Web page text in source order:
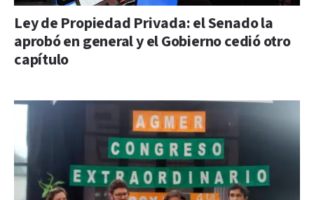
Ley de Propiedad Privada: el Senado la
aprobó en general y el Gobierno cedió otro
capítulo